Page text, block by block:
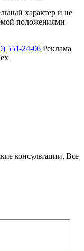
характер и не
положениями
551-24-06 Реклама
консультации. Все